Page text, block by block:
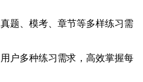
题、模考、章节等多样练习需
户多种练习需求，高效掌握每